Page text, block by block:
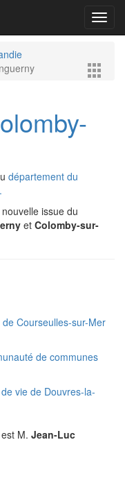
département du
issue du
et Colomby-sur-
Courseulles-sur-Mer
de communes
vie de Douvres-la-
M. Jean-Luc